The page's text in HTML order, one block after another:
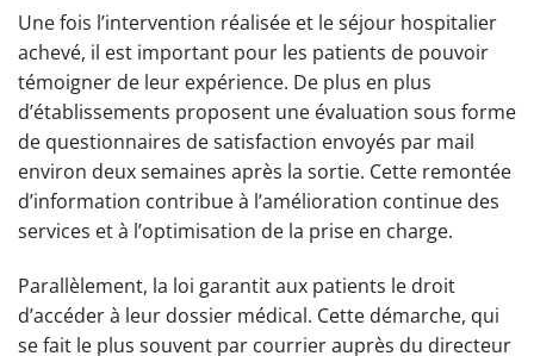
Une fois l’intervention réalisée et le séjour hospitalier
achevé, il est important pour les patients de pouvoir
témoigner de leur expérience. De plus en plus
d’établissements proposent une évaluation sous forme
de questionnaires de satisfaction envoyés par mail
environ deux semaines après la sortie. Cette remontée
d’information contribue à l’amélioration continue des
services et à l’optimisation de la prise en charge.
Parallèlement, la loi garantit aux patients le droit
d’accéder à leur dossier médical. Cette démarche, qui
se fait le plus souvent par courrier auprès du directeur